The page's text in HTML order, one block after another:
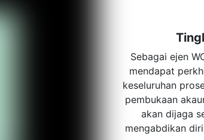
Sebagai ejen
mendapat
keseluruhan
pembukaan
akan dijaga
mengabdikan